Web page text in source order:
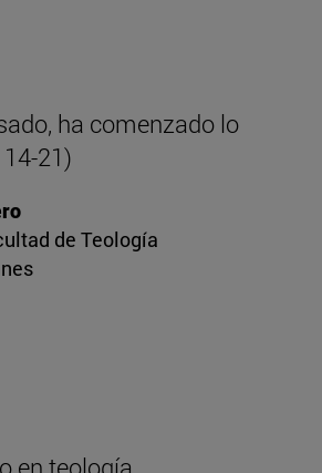
ha comenzado lo
14-21)
de Teología